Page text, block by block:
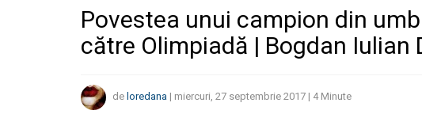
Povestea unui campion din
către Olimpiadă | Bogdan Iulian
de loredana | miercuri, 27 septembrie 2017 | 4 Minute